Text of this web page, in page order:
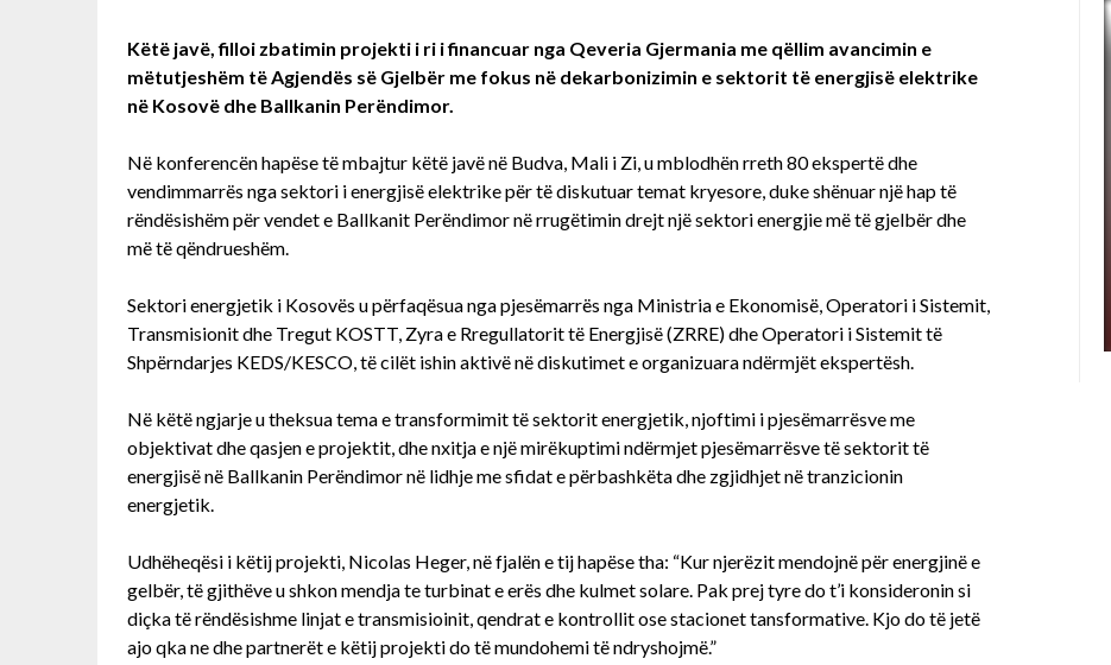
Këtë javë, filloi zbatimin projekti i ri i financuar nga Qeveria Gjermania me qëllim avancimin e
mëtutjeshëm të Agjendës së Gjelbër me fokus në dekarbonizimin e sektorit të energjisë elektrike
në Kosovë dhe Ballkanin Perëndimor.
Në konferencën hapëse të mbajtur këtë javë në Budva, Mali i Zi, u mblodhën rreth 80 ekspertë dhe
vendimmarrës nga sektori i energjisë elektrike për të diskutuar temat kryesore, duke shënuar një hap të
rëndësishëm për vendet e Ballkanit Perëndimor në rrugëtimin drejt një sektori energjie më të gjelbër dhe
më të qëndrueshëm.
Sektori energjetik i Kosovës u përfaqësua nga pjesëmarrës nga Ministria e Ekonomisë, Operatori i Sistemit,
Transmisionit dhe Tregut KOSTT, Zyra e Rregullatorit të Energjisë (ZRRE) dhe Operatori i Sistemit të
Shpërndarjes KEDS/KESCO, të cilët ishin aktivë në diskutimet e organizuara ndërmjët ekspertësh.
Në këtë ngjarje u theksua tema e transformimit të sektorit energjetik, njoftimi i pjesëmarrësve me
objektivat dhe qasjen e projektit, dhe nxitja e një mirëkuptimi ndërmjet pjesëmarrësve të sektorit të
energjisë në Ballkanin Perëndimor në lidhje me sfidat e përbashkëta dhe zgjidhjet në tranzicionin
energjetik.
Udhëheqësi i këtij projekti, Nicolas Heger, në fjalën e tij hapëse tha: “Kur njerëzit mendojnë për energjinë e
gelbër, të gjithëve u shkon mendja te turbinat e erës dhe kulmet solare. Pak prej tyre do t’i konsideronin si
diçka të rëndësishme linjat e transmisioinit, qendrat e kontrollit ose stacionet tansformative. Kjo do të jetë
ajo qka ne dhe partnerët e këtij projekti do të mundohemi të ndryshojmë.”